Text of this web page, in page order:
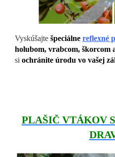
Vyskúšajte špeciálne reflexné
holubom, vrabcom, škorcom
si ochránite úrodu vo vašej
PLAŠIČ VTÁKOV